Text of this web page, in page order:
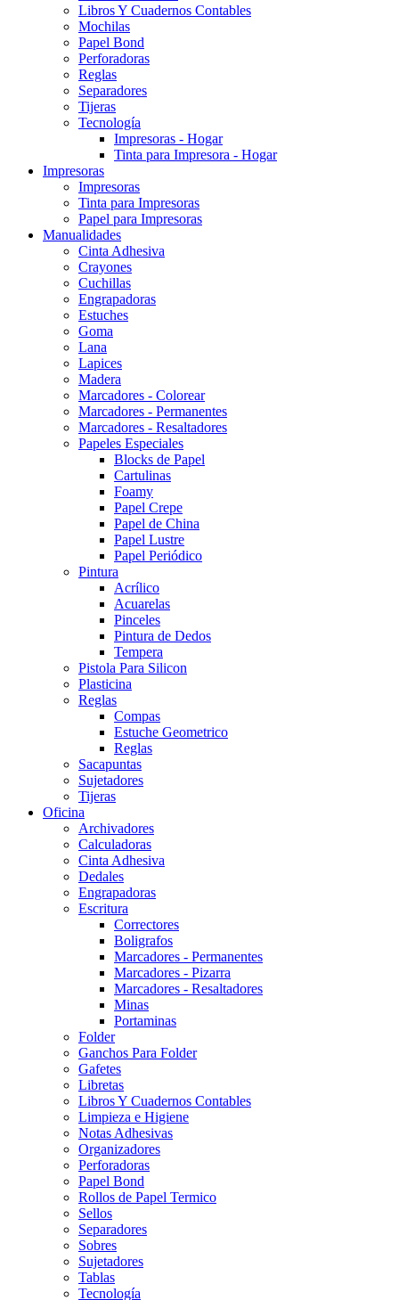
Libros Y Cuadernos Contables
Mochilas
Papel Bond
Perforadoras
Reglas
Separadores
Tijeras
Tecnología
Impresoras - Hogar
Tinta para Impresora - Hogar
Impresoras
Impresoras
Tinta para Impresoras
Papel para Impresoras
Manualidades
Cinta Adhesiva
Crayones
Cuchillas
Engrapadoras
Estuches
Goma
Lana
Lapices
Madera
Marcadores - Colorear
Marcadores - Permanentes
Marcadores - Resaltadores
Papeles Especiales
Blocks de Papel
Cartulinas
Foamy
Papel Crepe
Papel de China
Papel Lustre
Papel Periódico
Pintura
Acrílico
Acuarelas
Pinceles
Pintura de Dedos
Tempera
Pistola Para Silicon
Plasticina
Reglas
Compas
Estuche Geometrico
Reglas
Sacapuntas
Sujetadores
Tijeras
Oficina
Archivadores
Calculadoras
Cinta Adhesiva
Dedales
Engrapadoras
Escritura
Correctores
Boligrafos
Marcadores - Permanentes
Marcadores - Pizarra
Marcadores - Resaltadores
Minas
Portaminas
Folder
Ganchos Para Folder
Gafetes
Libretas
Libros Y Cuadernos Contables
Limpieza e Higiene
Notas Adhesivas
Organizadores
Perforadoras
Papel Bond
Rollos de Papel Termico
Sellos
Separadores
Sobres
Sujetadores
Tablas
Tecnología